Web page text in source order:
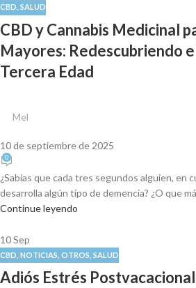
CBD SALUD
CBD y Cannabis Medicinal
Mayores: Redescubriendo
Tercera Edad
Mel
10 de septiembre de 2025
0
¿Sabías que cada tres segundos alguien, en
desarrolla algún tipo de demencia? ¿O que
Continue leyendo
10Sep
CBD NOTICIAS OTROS SALUD
Adiós Estrés